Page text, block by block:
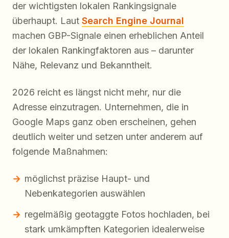
der wichtigsten lokalen Rankingsignale
überhaupt. Laut Search Engine Journal
machen GBP-Signale einen erheblichen Anteil
der lokalen Rankingfaktoren aus – darunter
Nähe, Relevanz und Bekanntheit.
2026 reicht es längst nicht mehr, nur die
Adresse einzutragen. Unternehmen, die in
Google Maps ganz oben erscheinen, gehen
deutlich weiter und setzen unter anderem auf
folgende Maßnahmen:
möglichst präzise Haupt- und
Nebenkategorien auswählen
regelmäßig geotaggte Fotos hochladen, bei
stark umkämpften Kategorien idealerweise